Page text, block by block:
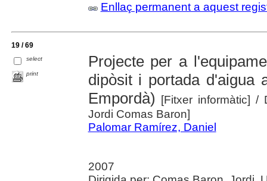
Enllaç permanent a aquest
19 / 69
select
print
Projecte per a
dipòsit i portada d'aigua
Empordà) [Fitxer informàtic]/
Jordi Comas Baron]
Palomar Ramírez, Daniel
2007